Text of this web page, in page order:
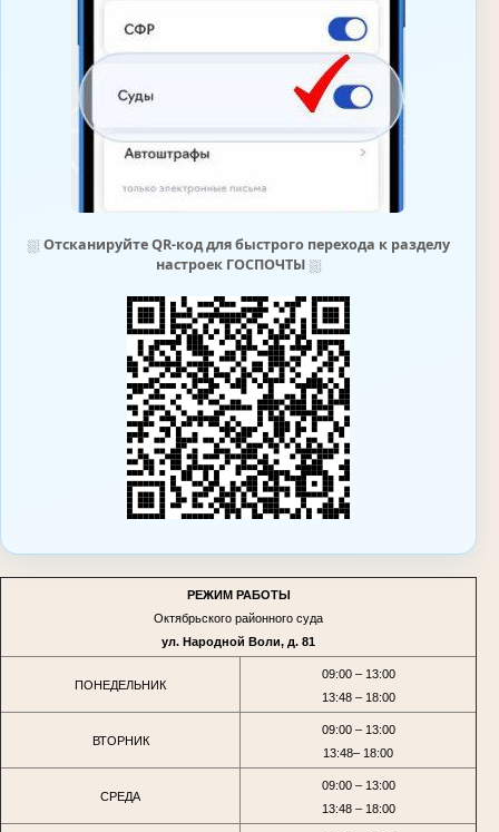
⛆ Отсканируйте QR-код для быстрого перехода к разделу
настроек ГОСПОЧТЫ⛆
РЕЖИМ РАБОТЫ
Октябрьского районного суда
ул. Народной Воли, д. 81
ПОНЕДЕЛЬНИК
09:00 – 13:00
13:48 – 18:00
ВТОРНИК
09:00 – 13:00
13:48– 18:00
СРЕДА
09:00 – 13:00
13:48 – 18:00